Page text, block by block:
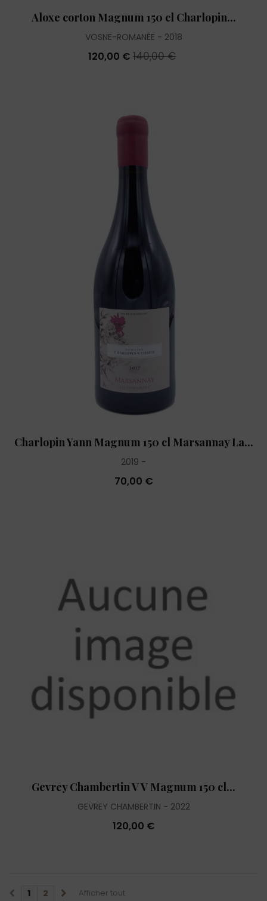
Aloxe corton Magnum 150 cl Charlopin...
VOSNE-ROMANÉE 2018
120,00 € 140,00 €
Charlopin Yann Magnum 150 cl Marsannay La...
2019
70,00 €
Gevrey Chambertin V V Magnum 150 cl...
GEVREY CHAMBERTIN 2022
120,00 €
Afficher tout
1 2